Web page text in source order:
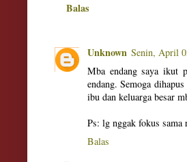
Balas
Unknown Senin, April
Mba endang saya ikut
endang. Semoga
ibu dan keluarga besar
Ps: lg nggak fokus sama
Balas